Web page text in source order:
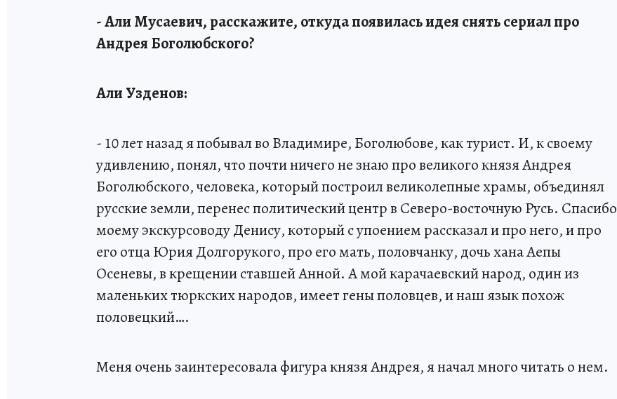
- Али Мусаевич, расскажите, откуда появилась идея снять сериал про
Андрея Боголюбского?
Али Узденов:
- 10 лет назад я побывал во Владимире, Боголюбове, как турист. И, к своему
удивлению, понял, что почти ничего не знаю про великого князя Андрея
Боголюбского, человека, который построил великолепные храмы, объединял
русские земли, перенес политический центр в Северо-восточную Русь. Спасибо
моему экскурсоводу Денису, который с упоением рассказал и про него, и про
его отца Юрия Долгорукого, про его мать, половчанку, дочь хана Аепы
Осеневы, в крещении ставшей Анной. А мой карачаевский народ, один из
маленьких тюркских народов, имеет гены половцев, и наш язык похож
половецкий….
Меня очень заинтересовала фигура князя Андрея, я начал много читать о нем.